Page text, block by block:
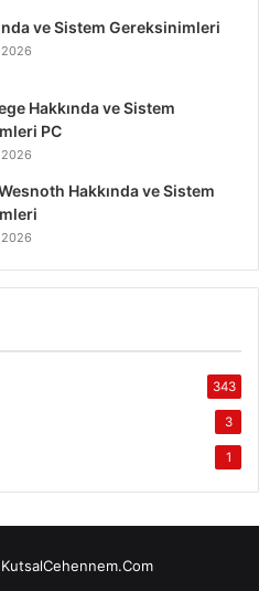
ve Sistem Gereksinimleri
Hakkında ve Sistem
PC
Hakkında ve Sistem
343
3
1